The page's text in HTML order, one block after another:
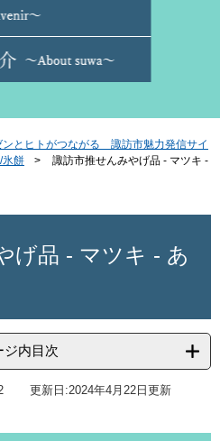
ンとヒトがつながる 諏訪市魅力発信サイ
氷餅 >
諏訪市推せんみやげ品 - マツキ -
げ品 - マツキ - あ
ジ内目次
更新日:2024年4月22日更新